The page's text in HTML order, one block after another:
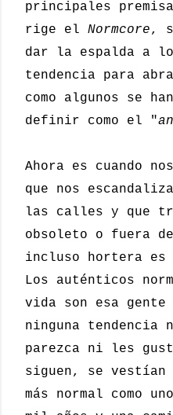
principales
rige el Normcore,
dar la espalda a
tendencia para
como algunos se
definir como el "
Ahora es cuando
que nos
las calles y que
obsoleto o fuera
incluso hortera
Los auténticos
vida son esa
ninguna tendencia
parezca ni les
siguen, se
más normal como